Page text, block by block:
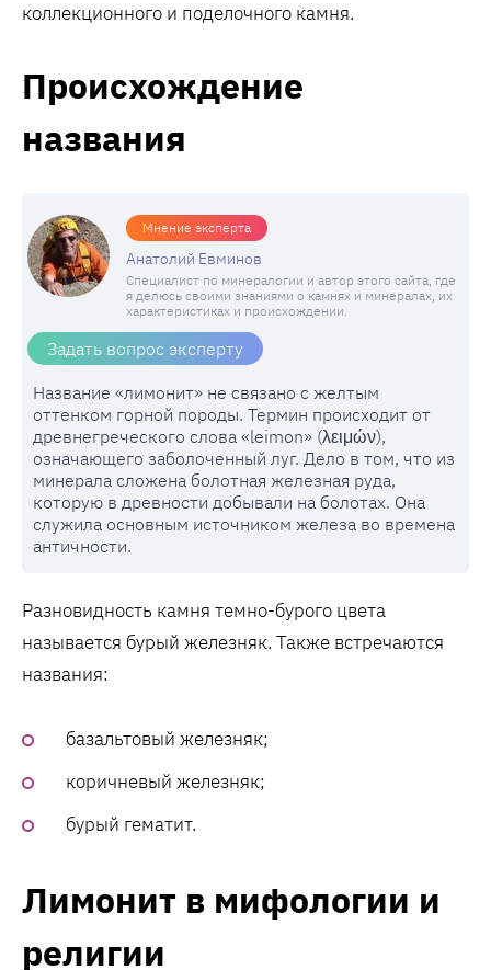
коллекционного и поделочного камня.
Происхождение
названия
Мнение эксперта
Анатолий Евминов
Специалист по минералогии и автор этого сайта, где
я делюсь своими знаниями о камнях и минералах, их
характеристиках и происхождении.
Задать вопрос эксперту
Название «лимонит» не связано с желтым
оттенком горной породы. Термин происходит от
древнегреческого слова «leimon» (λειμών),
означающего заболоченный луг. Дело в том, что из
минерала сложена болотная железная руда,
которую в древности добывали на болотах. Она
служила основным источником железа во времена
античности.
Разновидность камня темно-бурого цвета
называется бурый железняк. Также встречаются
названия:
базальтовый железняк;
коричневый железняк;
бурый гематит.
Лимонит в мифологии и
религии